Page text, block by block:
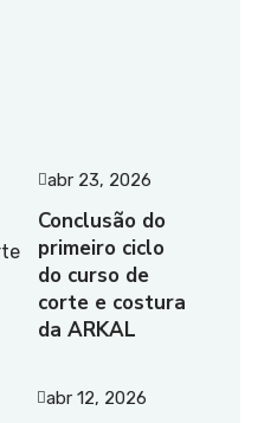
abr 23, 2026
Conclusão do
primeiro ciclo
do curso de
corte e costura
da ARKAL
abr 12, 2026